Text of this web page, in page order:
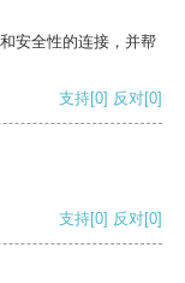
安全性的连接，并帮
支持[0] 反对[0]
支持[0] 反对[0]